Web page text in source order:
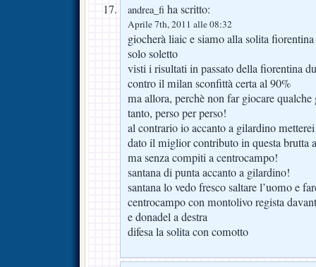
andrea_fi ha scritto:
Aprile 7th, 2011 alle 08:32
giocherà liaic e siamo alla solita
solo soletto
visti i risultati in passato della fiorentina
contro il milan sconfittà certa al 90%
ma allora, perchè non far giocare qualche
tanto, perso per perso!
al contrario io accanto a gilardino
dato il miglior contributo in questa brutta
ma senza compiti a centrocampo!
santana di punta accanto a gilardino!
santana lo vedo fresco saltare l’uomo e
centrocampo con montolivo regista
e donadel a destra
difesa la solita con comotto